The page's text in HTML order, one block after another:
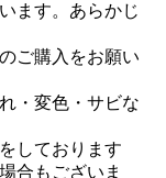
ます。あらかじ
ご購入をお願い
・変色・サビな
しております
合もございま